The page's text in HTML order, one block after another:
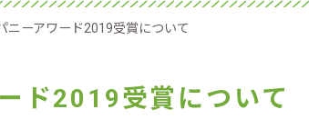
ニーアワード2019受賞について
ド2019受賞について